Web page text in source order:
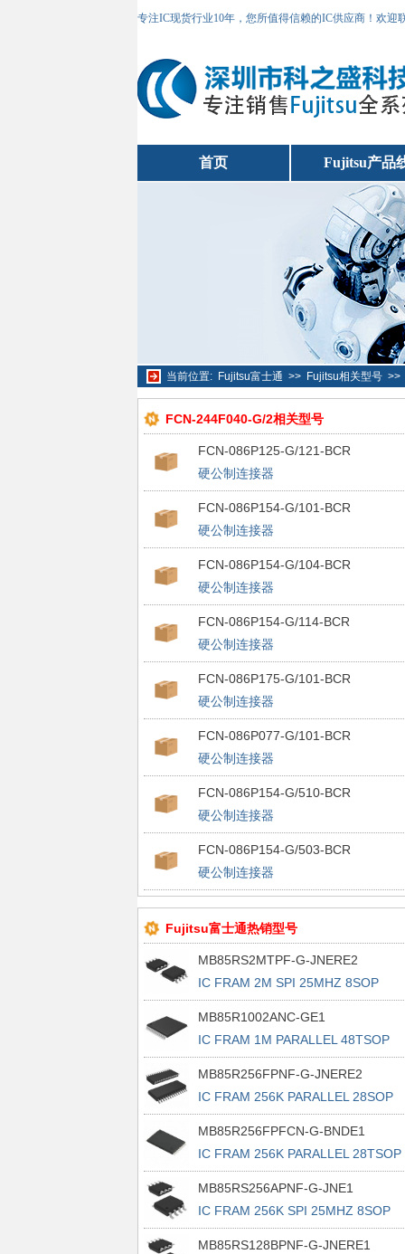
专注IC现货行业10年，您所值得信赖的IC供应商！欢
首页 Fujitsu产品
当前位置: Fujitsu富士通 >> Fujitsu相关型号>>
FCN-244F040-G/2相关型号
FCN-086P125-G/121-BCR
硬公制连接器
FCN-086P154-G/101-BCR
硬公制连接器
FCN-086P154-G/104-BCR
硬公制连接器
FCN-086P154-G/114-BCR
硬公制连接器
FCN-086P175-G/101-BCR
硬公制连接器
FCN-086P077-G/101-BCR
硬公制连接器
FCN-086P154-G/510-BCR
硬公制连接器
FCN-086P154-G/503-BCR
硬公制连接器
Fujitsu富士通热销型号
MB85RS2MTPF-G-JNERE2
IC FRAM 2M SPI 25MHZ 8SOP
MB85R1002ANC-GE1
IC FRAM 1M PARALLEL 48TSOP
MB85R256FPNF-G-JNERE2
IC FRAM 256K PARALLEL 28SOP
MB85R256FPFCN-G-BNDE1
IC FRAM 256K PARALLEL 28TSOP
MB85RS256APNF-G-JNE1
IC FRAM 256K SPI 25MHZ 8SOP
MB85RS128BPNF-G-JNERE1